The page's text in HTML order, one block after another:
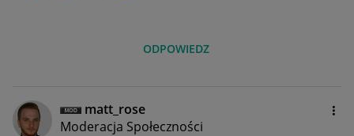
ODPOWIEDZ
matt_rose
Moderacja Społeczności